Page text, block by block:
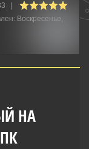
Воскресенье,
НА